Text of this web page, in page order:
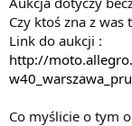
Czy ktoś zna z was
Link do aukcji :
http://
Co myślicie o tym